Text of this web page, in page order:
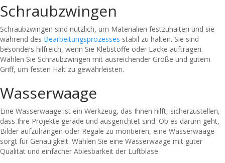
Schraubzwingen
Schraubzwingen sind nützlich, um Materialien festzuhalten und sie
während des Bearbeitungsprozesses stabil zu halten. Sie sind
besonders hilfreich, wenn Sie Klebstoffe oder Lacke auftragen.
Wählen Sie Schraubzwingen mit ausreichender Größe und gutem
Griff, um festen Halt zu gewährleisten.
Wasserwaage
Eine Wasserwaage ist ein Werkzeug, das Ihnen hilft, sicherzustellen,
dass Ihre Projekte gerade und ausgerichtet sind. Ob es darum geht,
Bilder aufzuhängen oder Regale zu montieren, eine Wasserwaage
sorgt für Genauigkeit. Wählen Sie eine Wasserwaage mit guter
Qualität und einfacher Ablesbarkeit der Luftblase.